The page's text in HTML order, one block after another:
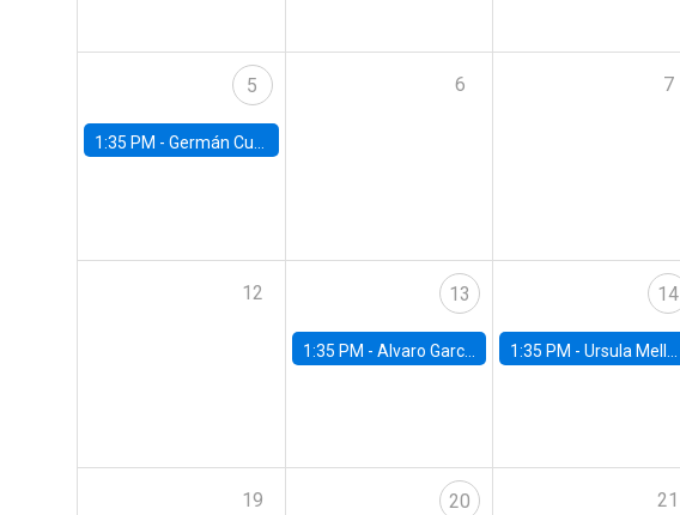
5
1:35 PM - Germán Cubas, University of Houston
6 7
12 13
1:35 PM - Alvaro Garcia-Marin, Universidad de Los Andes
14
1:35 PM -Ursula Mello, Insper - Institute of Education and Research
19 20 21